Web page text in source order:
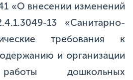
«О внесении изменений
13 «Санитарно-
требования к
и организации
дошкольных